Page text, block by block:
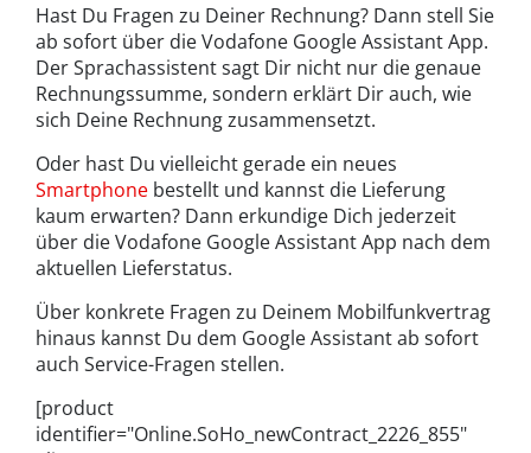
Hast Du Fragen zu Deiner Rechnung? Dann stell Sie
ab sofort über die Vodafone Google Assistant App.
Der Sprachassistent sagt Dir nicht nur die genaue
Rechnungssumme, sondern erklärt Dir auch, wie
sich Deine Rechnung zusammensetzt.
Oder hast Du vielleicht gerade ein neues
Smartphone bestellt und kannst die Lieferung
kaum erwarten? Dann erkundige Dich jederzeit
über die Vodafone Google Assistant App nach dem
aktuellen Lieferstatus.
Über konkrete Fragen zu Deinem Mobilfunkvertrag
hinaus kannst Du dem Google Assistant ab sofort
auch Service-Fragen stellen.
[product
identifier="Online.SoHo_newContract_2226_855"